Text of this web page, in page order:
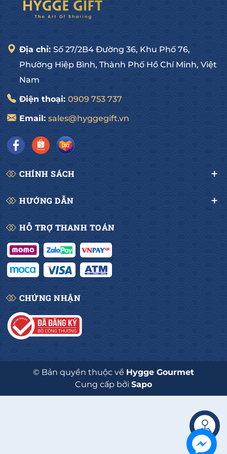
HYGGE GOURMET
Hotline: 0909 75 37 37
Đức, HCM
Địa chỉ: Số 27/2B4 Đường 36, Khu Phố 76,
Phường Hiệp Bình, Thành Phố Hồ Chí Minh, Việt
Nam
Điện thoại: 0909 753 737
Email: sales@hyggegift.vn
CHÍNH SÁCH
HƯỚNG DẪN
HỖ TRỢ THANH TOÁN
CHỨNG NHẬN
© Bản quyền thuộc về Hygge Gourmet
Cung cấp bởi Sapo
Liên hệ